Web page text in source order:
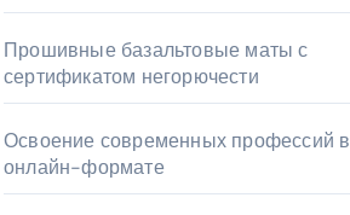
Прошивные базальтовые маты с
сертификатом негорючести
Освоение современных профессий в
онлайн-формате